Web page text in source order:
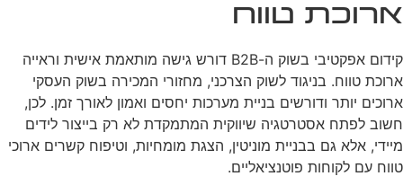
ארוכת טווח
קידום אפקטיבי בשוק ה-B2B דורש גישה מותאמת אישית וראייה
ארוכת טווח. בניגוד לשוק הצרכני, מחזורי המכירה בשוק העסקי
ארוכים יותר ודורשים בניית מערכות יחסים ואמון לאורך זמן. לכן,
חשוב לפתח אסטרטגיה שיווקית המתמקדת לא רק בייצור לידים
מיידי, אלא גם בבניית מוניטין, הצגת מומחיות, וטיפוח קשרים ארוכי
טווח עם לקוחות פוטנציאליים.